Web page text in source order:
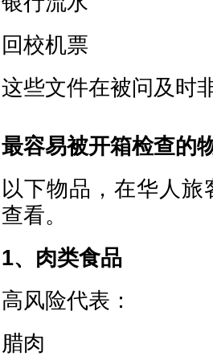
回校机票
这些文件在被问及时
最容易被开箱检查的
以下物品，在华人
查看。
1、肉类食品
高风险代表：
腊肉